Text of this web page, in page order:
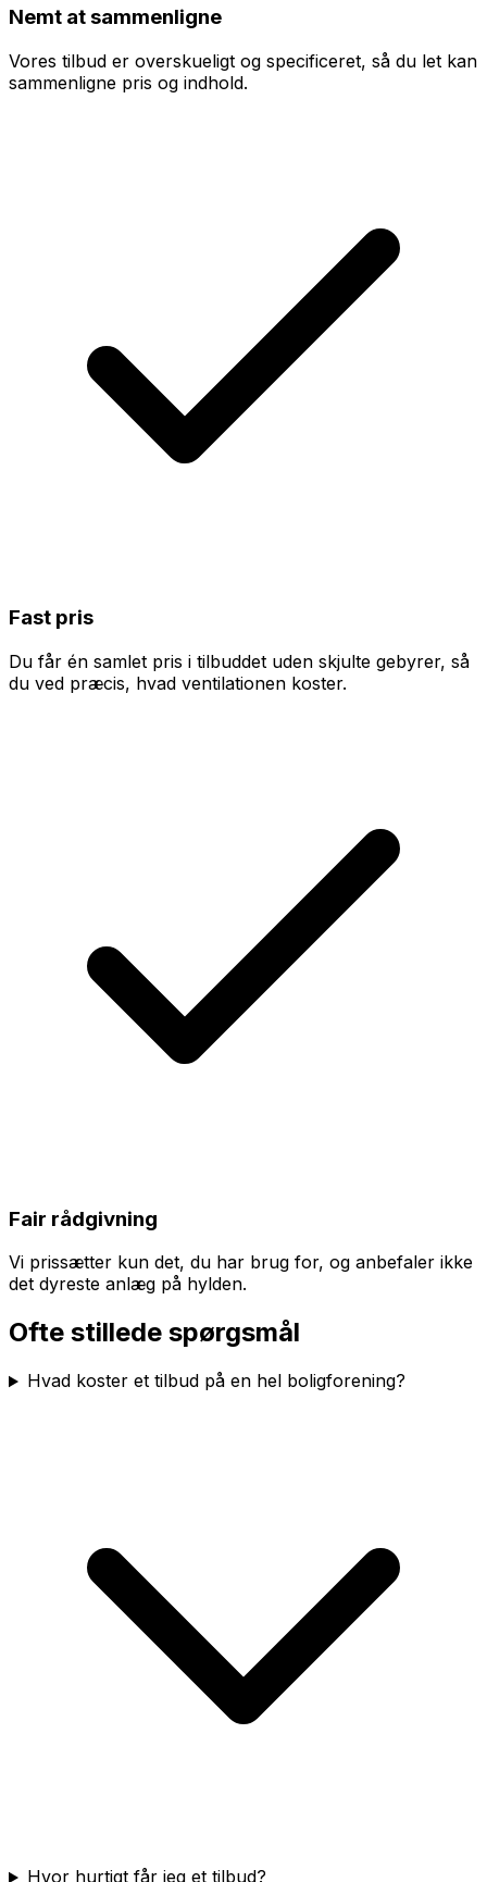
Nemt at sammenligne
Vores tilbud er overskueligt og specificeret, så du let kan
sammenligne pris og indhold.
Fast pris
Du får én samlet pris i tilbuddet uden skjulte gebyrer, så
du ved præcis, hvad ventilationen koster.
Fair rådgivning
Vi prissætter kun det, du har brug for, og anbefaler ikke
det dyreste anlæg på hylden.
Ofte stillede spørgsmål
Hvad koster et tilbud på en hel boligforening?
Hvor hurtigt får jeg et tilbud?